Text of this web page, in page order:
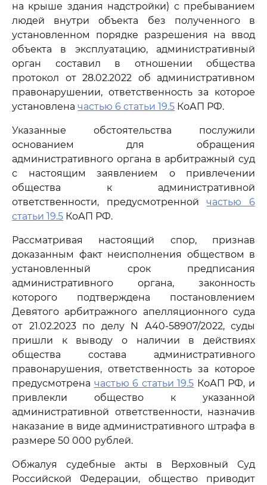
на крыше здания надстройки) с пребыванием
людей внутри объекта без полученного в
установленном порядке разрешения на ввод
объекта в эксплуатацию, административный
орган составил в отношении общества
протокол от 28.02.2022 об административном
правонарушении, ответственность за которое
установлена частью 6 статьи 19.5 КоАП РФ.
Указанные обстоятельства послужили
основанием для обращения
административного органа в арбитражный суд
с настоящим заявлением о привлечении
общества к административной
ответственности, предусмотреннойчастью 6
статьи 19.5 КоАП РФ.
Рассматривая настоящий спор, признав
доказанным факт неисполнения обществом в
установленный срок предписания
административного органа, законность
которого подтверждена постановлением
Девятого арбитражного апелляционного суда
от 21.02.2023 по делу N А40-58907/2022, суды
пришли к выводу о наличии в действиях
общества состава административного
правонарушения, ответственность за которое
предусмотрена частью 6 статьи 19.5 КоАП РФ, и
привлекли общество к указанной
административной ответственности, назначив
наказание в виде административного штрафа в
размере 50 000 рублей.
Обжалуя судебные акты в Верховный Суд
Российской Федерации, общество приводит